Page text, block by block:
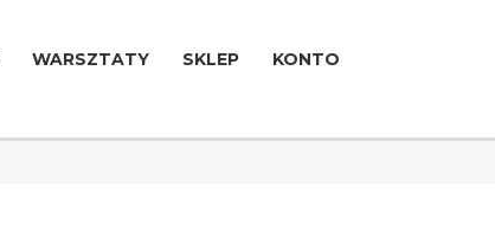
WARSZTATY SKLEP KONTO